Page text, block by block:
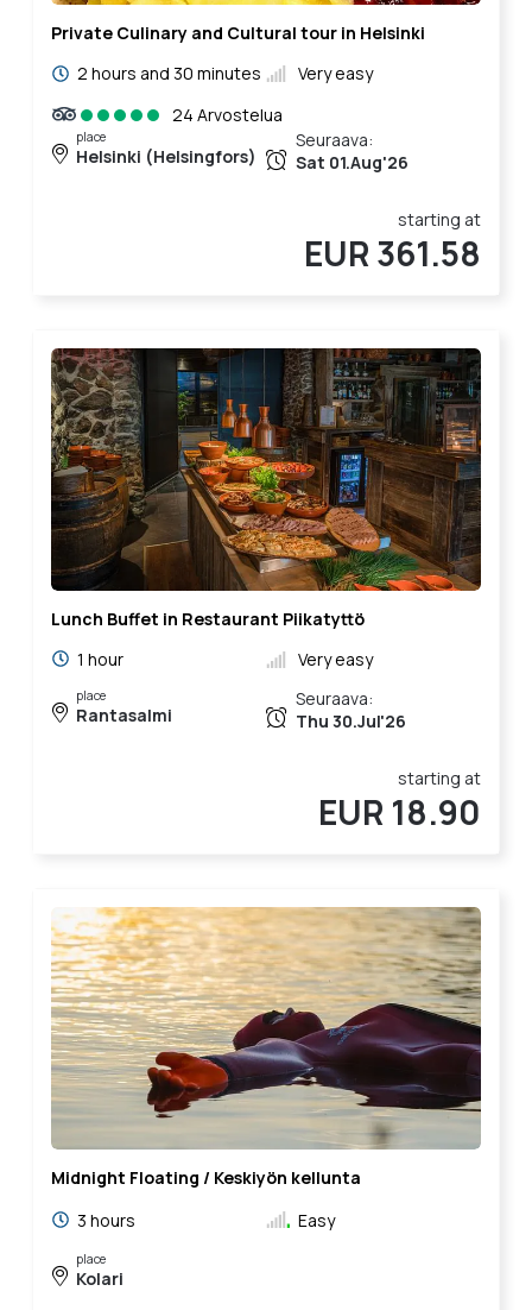
Private Culinary and Cultural tour in Helsinki
2 hours and 30 minutes
Very easy
24 Arvostelua
place
Helsinki (Helsingfors)
Seuraava:
Sat 01.Aug'26
starting at
EUR 361.58
Lunch Buffet in Restaurant Piikatyttö
1 hour
Very easy
place
Rantasalmi
Seuraava:
Thu 30.Jul'26
starting at
EUR 18.90
Midnight Floating / Keskiyön kellunta
3 hours
Easy
place
Kolari